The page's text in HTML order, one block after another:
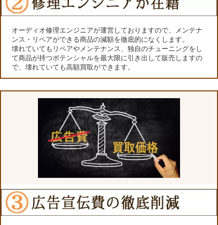
オーディオ修理エンジニアが運営しておりますので、メンテナ
ンス・リペアができる商品の減額を徹底的になくします。
壊れていてもリペアやメンテナンス、独自のチューニングをし
て商品が持つポテンシャルを最大限に引き出して販売しますの
で、壊れていても高額買取ができます。